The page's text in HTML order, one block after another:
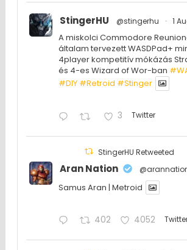
StingerHU @stingerhu · 1
A miskolci Commodore
általam tervezett WASDPad+
4player kompetitív mókázás
és 4-es Wizard of Wor-ban
#DIY #Retroid #Stinger
3 Twitter
StingerHU Retweeted
Aran Nation
Samus Aran | Metroid
402 4052